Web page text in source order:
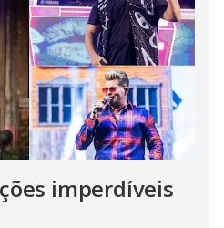
imperdíveis